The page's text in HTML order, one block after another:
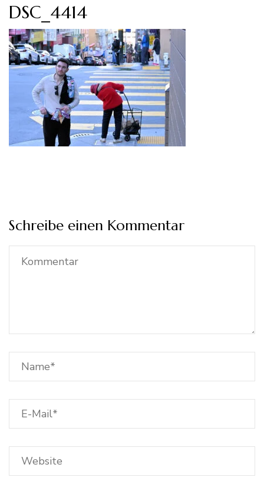
DSC_4414
Schreibe einen Kommentar